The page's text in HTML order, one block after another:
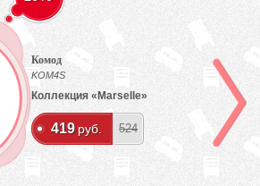
Комод
KOM4S
Коллекция «Marselle»
419 руб. 524